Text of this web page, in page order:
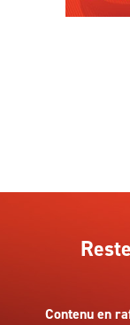
Contenu en